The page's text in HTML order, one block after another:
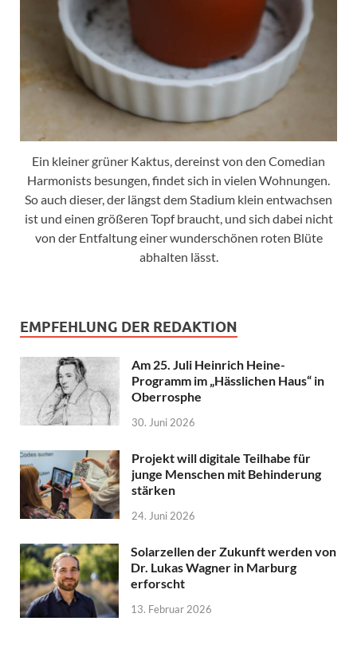
Ein kleiner grüner Kaktus, dereinst von den Comedian
Harmonists besungen, findet sich in vielen Wohnungen.
So auch dieser, der längst dem Stadium klein entwachsen
ist und einen größeren Topf braucht, und sich dabei nicht
von der Entfaltung einer wunderschönen roten Blüte
abhalten lässt.
EMPFEHLUNG DER REDAKTION
Am 25. Juli Heinrich Heine-
Programm im „Hässlichen Haus“ in
Oberrosphe
30. Juni 2026
Projekt will digitale Teilhabe für
junge Menschen mit Behinderung
stärken
24. Juni 2026
Solarzellen der Zukunft werden von
Dr. Lukas Wagner in Marburg
erforscht
13. Februar 2026